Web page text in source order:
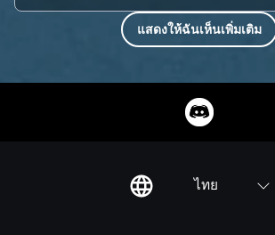
แสดงให้ฉันเห็นเพิ่มเติม
ไทย